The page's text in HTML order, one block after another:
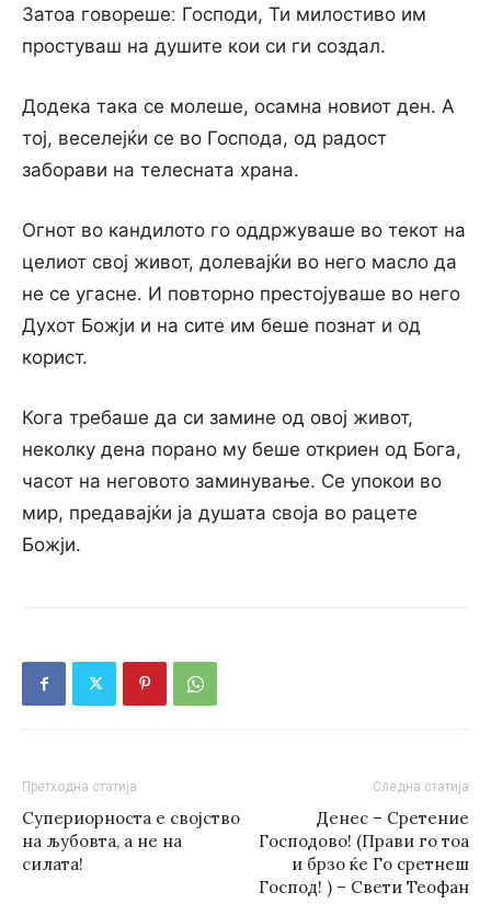
Затоа говорешеː Господи, Ти милостиво им
простуваш на душите кои си ги создал.
Додека така се молеше, осамна новиот ден. А
тој, веселејќи се во Господа, од радост
заборави на телесната храна.
Огнот во кандилото го оддржуваше во текот на
целиот свој живот, долевајќи во него масло да
не се угасне. И повторно престојуваше во него
Духот Божји и на сите им беше познат и од
корист.
Кога требаше да си замине од овој живот,
неколку дена порано му беше откриен од Бога,
часот на неговото заминување. Се упокои во
мир, предавајќи ја душата своја во рацете
Божји.
Претходна статија
Супериорноста е својство
на љубовта, a не на
силата!
Следна статија
Денес – Сретение
Господово! (Прави го тоа
и брзо ќе Го сретнеш
Господ! ) – Свети Теофан